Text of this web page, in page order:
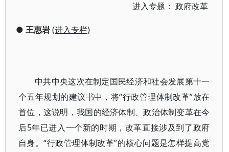
进入专题：政府改革
● 王惠岩(进入专栏)
中共中央这次在制定国民经济和社会发展第十一
个五年规划的建议书中，将“行政管理体制改革”放在
首位，这说明，我国的经济体制、政治体制变革在今
后5年已进入一个新的时期，改革直接涉及到了政府
自身。“行政管理体制改革”的核心问题是怎样提高党